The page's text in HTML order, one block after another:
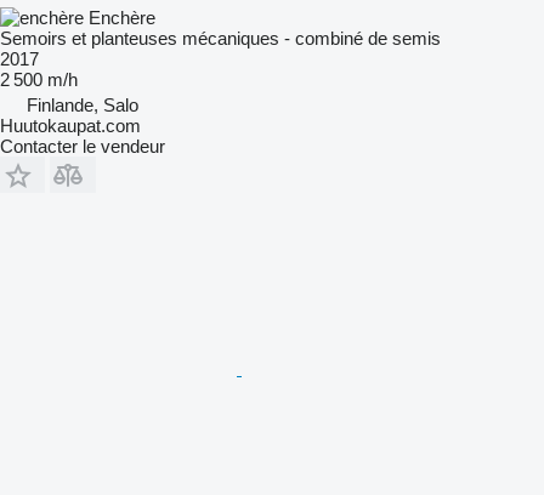
Enchère
Semoirs et planteuses mécaniques - combiné de semis
2017
2 500 m/h
Finlande, Salo
Huutokaupat.com
Contacter le vendeur